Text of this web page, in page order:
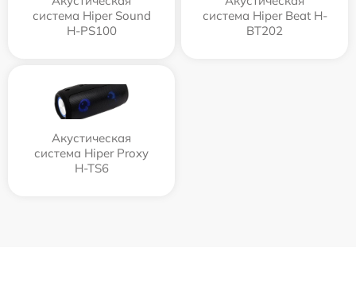
система Hiper Sound
H-PS100
система Hiper Beat H-
BT202
Акустическая
система Hiper Proxy
H-TS6